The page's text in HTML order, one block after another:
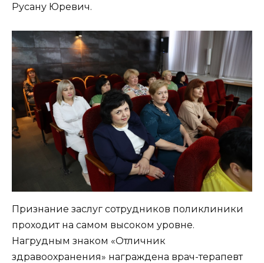
Русану Юревич.
Признание заслуг сотрудников поликлиники
проходит на самом высоком уровне.
Нагрудным знаком «Отличник
здравоохранения» награждена врач-терапевт